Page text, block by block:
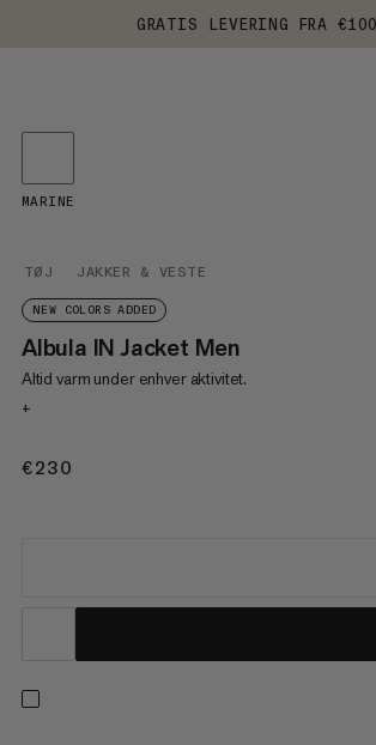
GRATIS LEVERING FRA €100
TØJ JAKKER & VESTE
NEW COLORS ADDED
Albula IN Jacket Men
Altid varm under enhver aktivitet.
+
€230
MARINE